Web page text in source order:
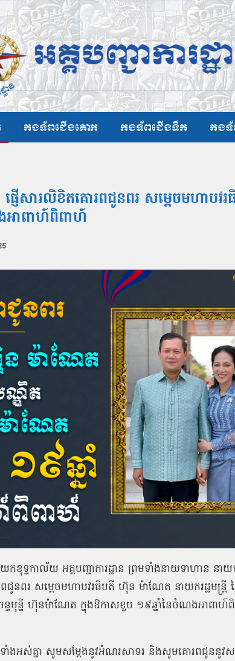
កងទ័ពជើងគោក កងទ័ពជើងទឹក កងទ័
ផ្ញើសារលិខិតគោរពជូនពរ សម្តេចមហា
អាពាហ៍ពិពាហ៍
ខុទ្ទកាល័យ អគ្គបញ្ជាការដ្ឋាន ព្រមទាំងនាយទាហាន នា
ពរ សម្តេចមហាបវរធិបតី ហ៊ុន ម៉ាណែត នាយករដ្ឋមន្ត្រី
ន្ទមុន្នី ហ៊ុនម៉ាណែត ក្នុងឱកាសខួប ១៩ឆ្នាំនៃចំណងអាពាហ៍
ទាំងអស់គ្នា សូមសម្តែងនូវអំណរសាទរ និងសូមគោរពជូននូវស